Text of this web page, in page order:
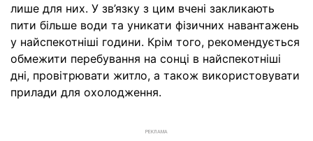
лише для них. У зв’язку з цим вчені закликають
пити більше води та уникати фізичних навантажень
у найспекотніші години. Крім того, рекомендується
обмежити перебування на сонці в найспекотніші
дні, провітрювати житло, а також використовувати
прилади для охолодження.
РЕКЛАМА